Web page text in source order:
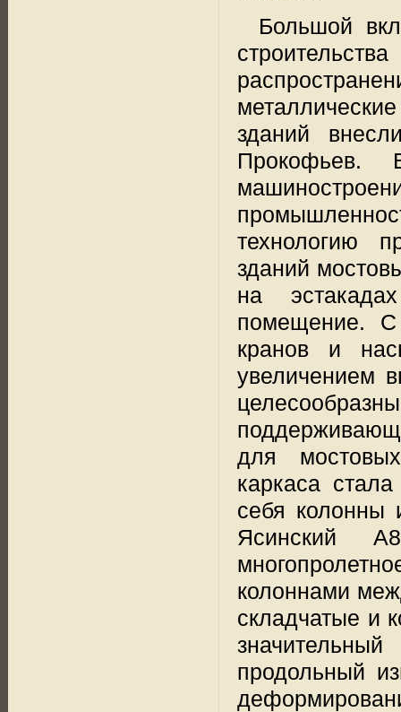
Большой
зданий
Прокофьев.
технологию
зданий
на
помещение. С
кранов и
увеличением
для
каркаса
себя
Ясинский
колоннами
складчатые и
продольный